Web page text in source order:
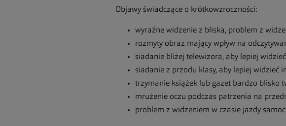
Objawy świadczące o krótkowzroczności:
wyraźne widzenie z bliska, problem z
rozmyty obraz mający wpływ na
siadanie bliżej telewizora, aby lepiej
siadanie z przodu klasy, aby lepiej widzieć
trzymanie książek lub gazet bardzo blisko
mrużenie oczu podczas patrzenia na
problem z widzeniem w czasie jazdy